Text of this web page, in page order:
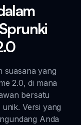
suasana yang
2.0, di mana
bersatu
Versi yang
Anda